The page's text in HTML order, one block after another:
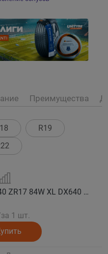
Преимущества
R19
DAVANTI Автошина 205/40 ZR17 84W XL DX640 RPR лето
1 шт.